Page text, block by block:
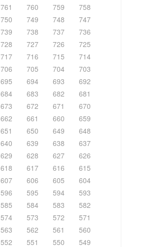
761 760 759
758
750 749 748
747
739 738 737
736
728 727 726
725
717 716 715
714
706 705 704
703
695 694 693
692
684 683 682
681
673 672 671
670
662 661 660
659
651 650 649
648
640 639 638
637
629 628 627
626
618 617 616
615
607 606 605
604
596 595 594
593
585 584 583
582
574 573 572
571
563 562 561
560
552 551 550 549